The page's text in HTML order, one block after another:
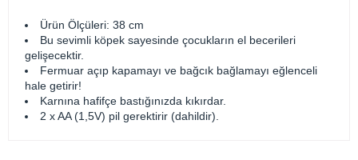
Ürün Ölçüleri: 38 cm
Bu sevimli köpek sayesinde çocukların el becerileri
gelişecektir.
Fermuar açıp kapamayı ve bağcık bağlamayı eğlenceli
hale getirir!
Karnına hafifçe bastığınızda kıkırdar.
2 x AA (1,5V) pil gerektirir (dahildir).